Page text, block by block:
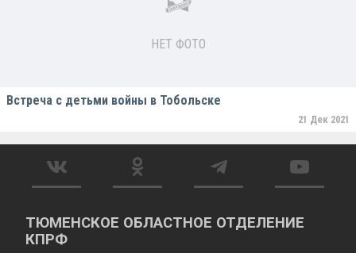
НЕТ ФОТО
Встреча с детьми войны в Тобольске
21 Дек 2021
ТЮМЕНСКОЕ ОБЛАСТНОЕ ОТДЕЛЕНИЕ
КПРФ